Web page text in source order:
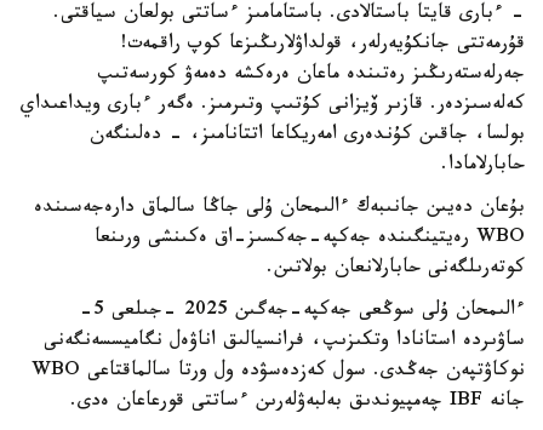
- ءبارى قايتا باستالادى. باستامامىز ءساتتى بولعان سياقتى.
قۇرمەتتى جانكۇيەرلەر، قولداۋلارىڭىزعا كوپ راقمەت!
جەرلەستەرىڭىز رەتىندە ماعان ەرەكشە دەمەۋ كورسەتىپ
كەلەسىزدەر. قازىر ۆيزانى كۇتىپ وتىرمىز. ەگەر ءبارى ويداعىداي
بولسا، جاقىن كۇندەرى امەريكاعا اتتانامىز، - دەلىنگەن
حابارلامادا.
بۇعان دەيىن جانىبەك ءالىمحان ۇلى جاڭا سالماق دارەجەسىندە
WBO رەيتينگىندە جەكپە-جەكسىز-اق ەكىنشى ورىنعا
كوتەرىلگەنى حابارلانعان بولاتىن.
ءالىمحان ۇلى سوڭعى جەكپە-جەگىن 2025 -جىلعى 5-
ساۋىردە استانادا وتكىزىپ، فرانسيالىق اناۋەل نگاميسسەنگەنى
نوكاۋتپەن جەڭدى. سول كەزدەسۋدە ول ورتا سالماقتاعى WBO
جانە IBF چەمپيوندىق بەلبەۋلەرىن ءساتتى قورعاعان ەدى.